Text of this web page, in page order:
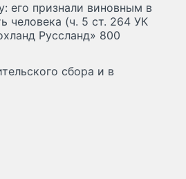
его признали виновным в
человека (ч. 5 ст. 264 УК
Руссланд» 800
сбора и в